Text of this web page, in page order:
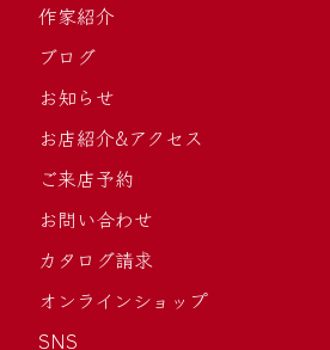
作家紹介
ブログ
お知らせ
お店紹介&アクセス
ご来店予約
お問い合わせ
カタログ請求
オンラインショップ
SNS